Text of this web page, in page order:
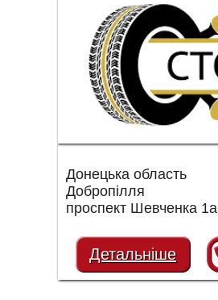
Донецька область
Добропілля
проспект Шевченка 1а
Детальніше